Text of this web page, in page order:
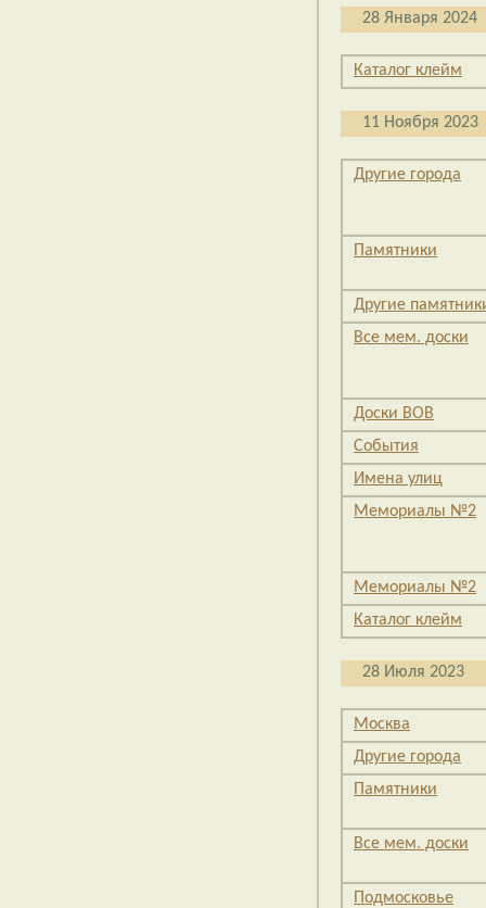
28 Января 2024
Каталог клейм
11 Ноября 2023
Другие города
Памятники
Другие
Все мем. доски
Доски ВОВ
События
Имена улиц
Мемориалы №2
Мемориалы №2
Каталог клейм
28 Июля 2023
Москва
Другие города
Памятники
Все мем. доски
Подмосковье